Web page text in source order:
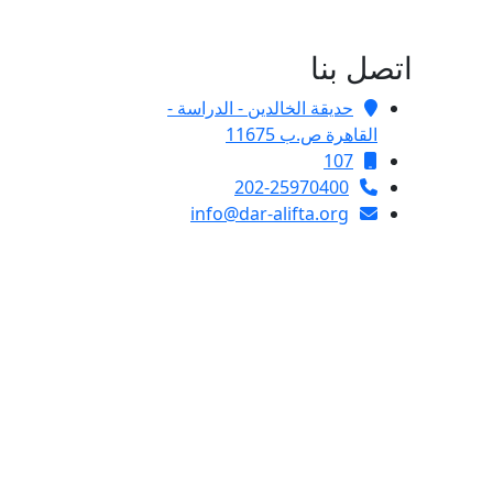
اتصل بنا
حديقة الخالدين - الدراسة -
القاهرة ص.ب 11675
107
202-25970400
info@dar-alifta.org